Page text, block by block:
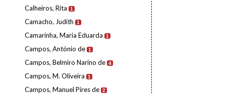
Calheiros, Rita 1
Camacho, Judith 1
Camarinha, Maria Eduarda 1
Campos, António de 1
Campos, Belmiro Narino de 4
Campos, M. Oliveira 1
Campos, Manuel Pires de 2